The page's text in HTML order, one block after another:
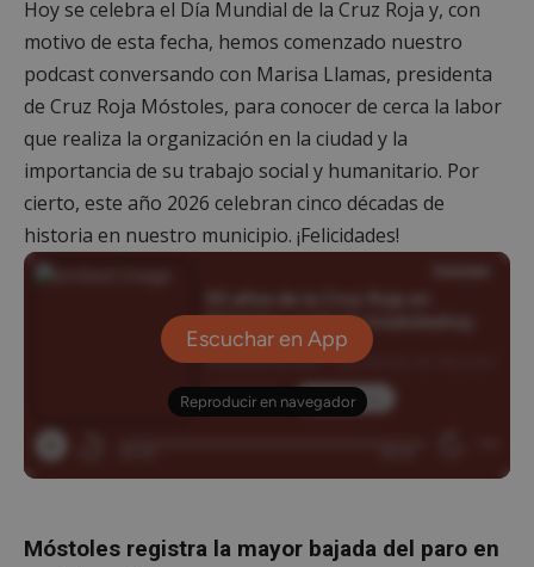
Hoy se celebra el Día Mundial de la Cruz Roja y, con
motivo de esta fecha, hemos comenzado nuestro
podcast conversando con Marisa Llamas, presidenta
de Cruz Roja Móstoles, para conocer de cerca la labor
que realiza la organización en la ciudad y la
importancia de su trabajo social y humanitario. Por
cierto, este año 2026 celebran cinco décadas de
historia en nuestro municipio. ¡Felicidades!
Móstoles registra la mayor bajada del paro en